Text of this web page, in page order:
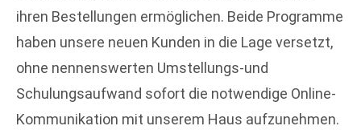
ihren Bestellungen ermöglichen. Beide Programme
haben unsere neuen Kunden in die Lage versetzt,
ohne nennenswerten Umstellungs-und
Schulungsaufwand sofort die notwendige Online-
Kommunikation mit unserem Haus aufzunehmen.